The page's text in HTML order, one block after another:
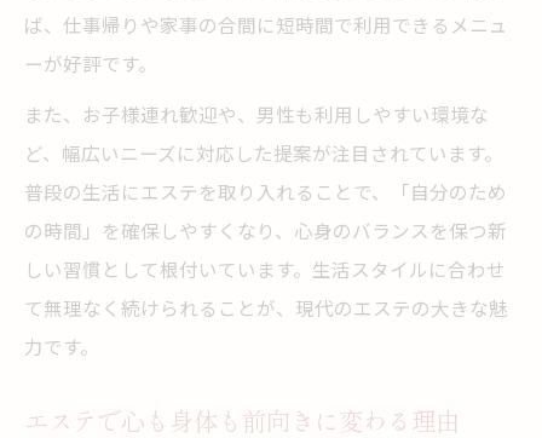
ば、仕事帰りや家事の合間に短時間で利用できるメニュ
ーが好評です。
また、お子様連れ歓迎や、男性も利用しやすい環境な
ど、幅広いニーズに対応した提案が注目されています。
普段の生活にエステを取り入れることで、「自分のため
の時間」を確保しやすくなり、心身のバランスを保つ新
しい習慣として根付いています。生活スタイルに合わせ
て無理なく続けられることが、現代のエステの大きな魅
力です。
エステで心も身体も前向きに変わる理由